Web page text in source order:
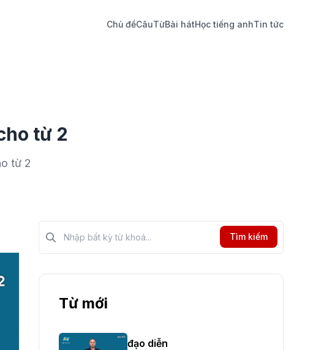
Chủ đềCâuTừBài hátHọc tiếng anhTin tức
từ 2
từ 2
Tìm kiếm?>
Tìm kiếm
Từ mới
đạo diễn